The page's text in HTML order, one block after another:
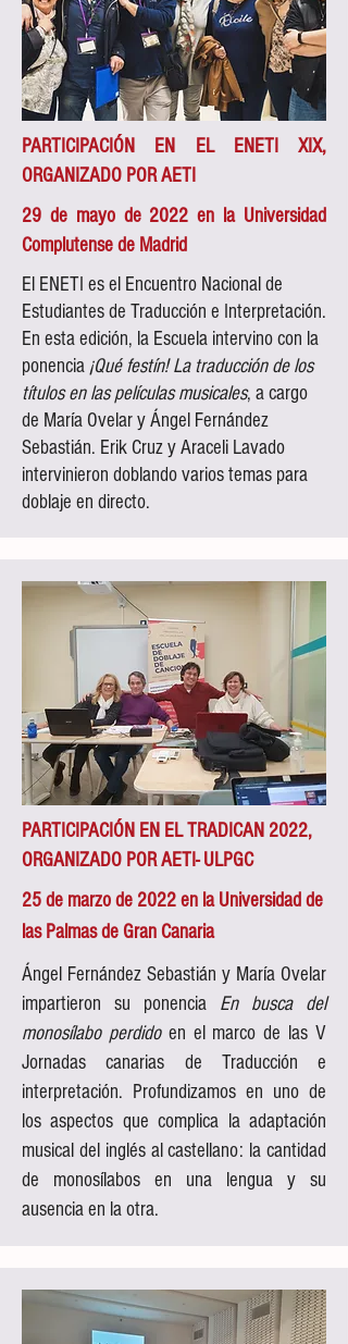
PARTICIPACIÓN EN EL ENETI XIX,
ORGANIZADO POR AETI
29 de mayo de 2022 en la Universidad
Complutense de Madrid
El ENETI es el Encuentro Nacional de
Estudiantes de Traducción e Interpretación.
En esta edición, la Escuela intervino con la
ponencia ¡Qué festín! La traducción de los
títulos en las películas musicales, a cargo
de María Ovelar y Ángel Fernández
Sebastián. Erik Cruz y Araceli Lavado
intervinieron doblando varios temas para
doblaje en directo.
PARTICIPACIÓN EN EL TRADICAN 2022,
ORGANIZADO POR AETI- ULPGC
25 de marzo de 2022 en la Universidad de
las Palmas de Gran Canaria
Ángel Fernández Sebastián y María Ovelar
impartieron su ponencia En busca del
monosílabo perdido en el marco de las V
Jornadas canarias de Traducción e
interpretación. Profundizamos en uno de
los aspectos que complica la adaptación
musical del inglés al castellano: la cantidad
de monosílabos en una lengua y su
ausencia en la otra.